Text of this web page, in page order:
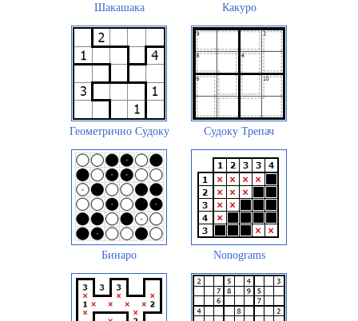
Шакашака Какуро
Геометрично Судоку Судоку Трепач
Бинаро Nonograms